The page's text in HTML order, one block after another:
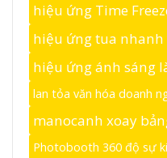
hiệu ứng Time
hiệu ứng tua nhanh
hiệu ứng ánh sáng
lan tỏa văn hóa doanh
manocanh xoay
Photobooth 360 độ sự